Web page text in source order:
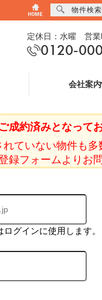
定休日：水曜 営業
0120-
会社案内
成約済みとなってお
ていない物件も多
録フォームよりお
グインに使用します。
物件検索